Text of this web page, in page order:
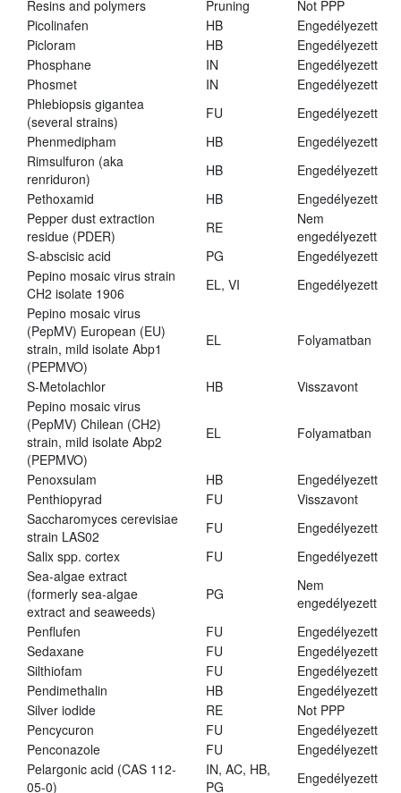
Resins and polymers
Pruning
Not PPP
Picolinafen
HB
Engedélyezett
Picloram
HB
Engedélyezett
Phosphane
IN
Engedélyezett
Phosmet
IN
Engedélyezett
Phlebiopsis gigantea
(several strains)
FU
Engedélyezett
Phenmedipham
HB
Engedélyezett
Rimsulfuron (aka
renriduron)
HB
Engedélyezett
Pethoxamid
HB
Engedélyezett
Pepper dust extraction
residue (PDER)
RE
Nem
engedélyezett
S-abscisic acid
PG
Engedélyezett
Pepino mosaic virus strain
CH2 isolate 1906
EL, VI
Engedélyezett
Pepino mosaic virus
(PepMV) European (EU)
strain, mild isolate Abp1
(PEPMVO)
EL Folyamatban
S-Metolachlor HB
Visszavont
Pepino mosaic virus
(PepMV) Chilean (CH2)
strain, mild isolate Abp2
(PEPMVO)
EL Folyamatban
Penoxsulam HB
Engedélyezett
Penthiopyrad
FU
Visszavont
Saccharomyces cerevisiae
strain LAS02
FU
Engedélyezett
Salix spp. cortex
FU
Engedélyezett
Sea-algae extract
(formerly sea-algae
extract and seaweeds)
PG
Nem
engedélyezett
Penflufen
FU
Engedélyezett
Sedaxane
FU
Engedélyezett
Silthiofam
FU
Engedélyezett
Pendimethalin
HB
Engedélyezett
Silver iodide
RE
Not PPP
Pencycuron
FU
Engedélyezett
Penconazole
FU
Engedélyezett
Pelargonic acid (CAS 112-
05-0)
IN, AC, HB,
PG
Engedélyezett